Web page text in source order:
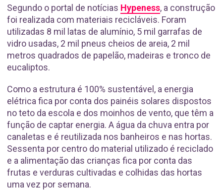
Segundo o portal de notícias Hypeness, a construção
foi realizada com materiais recicláveis. Foram
utilizadas 8 mil latas de alumínio, 5 mil garrafas de
vidro usadas, 2 mil pneus cheios de areia, 2 mil
metros quadrados de papelão, madeiras e tronco de
eucaliptos.
Como a estrutura é 100% sustentável, a energia
elétrica fica por conta dos painéis solares dispostos
no teto da escola e dos moinhos de vento, que têm a
função de captar energia. A água da chuva entra por
canaletas e é reutilizada nos banheiros e nas hortas.
Sessenta por centro do material utilizado é reciclado
e a alimentação das crianças fica por conta das
frutas e verduras cultivadas e colhidas das hortas
uma vez por semana.